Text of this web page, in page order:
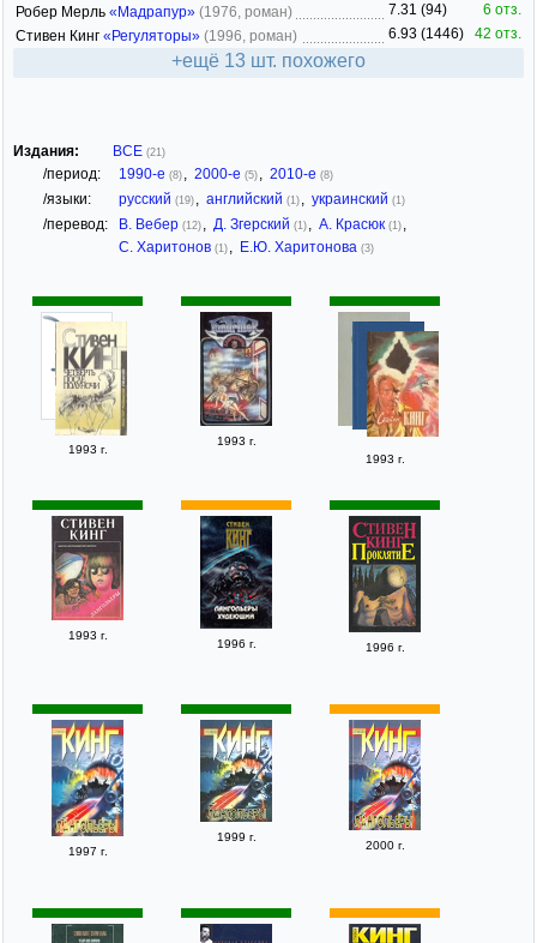
Робер Мерль «Мадрапур» (1976, роман) 7.31 (94)
6 отз.
Стивен Кинг «Регуляторы» (1996, роман) 6.93 (1446) 42 отз.
+ещё 13 шт. похожего
Издания: ВСЕ (21)
/период: 1990-е (8) , 2000-е (5) , 2010-е (8)
/языки: русский (19) , английский (1) , украинский (1)
/перевод: В. Вебер (12) , Д. Згерский (1) , А. Красюк (1) ,
С. Харитонов (1) , Е.Ю. Харитонова (3)
1993 г.
1993 г.
1993 г.
1993 г.
1996 г. 1996 г.
1997 г.
1999 г.
2000 г.